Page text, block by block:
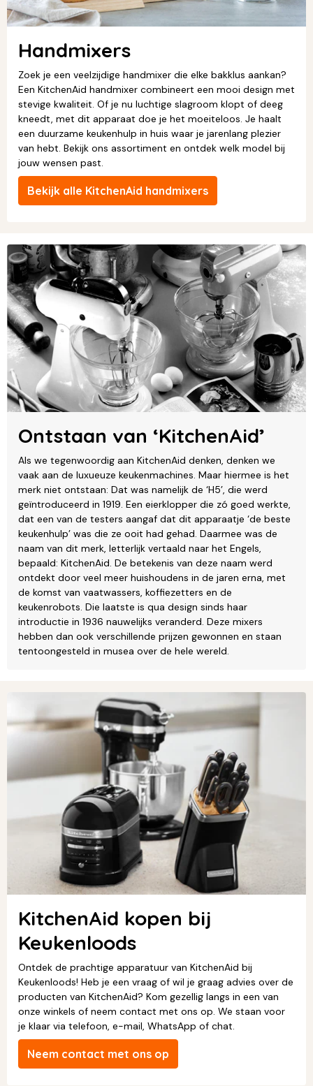
Handmixers
Zoek je een veelzijdige handmixer die elke bakklus aankan?
Een KitchenAid handmixer combineert een mooi design met
stevige kwaliteit. Of je nu luchtige slagroom klopt of deeg
kneedt, met dit apparaat doe je het moeiteloos. Je haalt
een duurzame keukenhulp in huis waar je jarenlang plezier
van hebt. Bekijk ons assortiment en ontdek welk model bij
jouw wensen past.
Bekijk alle KitchenAid handmixers
Ontstaan van ‘KitchenAid’
Als we tegenwoordig aan KitchenAid denken, denken we
vaak aan de luxueuze keukenmachines. Maar hiermee is het
merk niet ontstaan: Dat was namelijk de ‘H5’, die werd
geïntroduceerd in 1919. Een eierklopper die zó goed werkte,
dat een van de testers aangaf dat dit apparaatje ‘de beste
keukenhulp’ was die ze ooit had gehad. Daarmee was de
naam van dit merk, letterlijk vertaald naar het Engels,
bepaald: KitchenAid. De betekenis van deze naam werd
ontdekt door veel meer huishoudens in de jaren erna, met
de komst van vaatwassers, koffiezetters en de
keukenrobots. Die laatste is qua design sinds haar
introductie in 1936 nauwelijks veranderd. Deze mixers
hebben dan ook verschillende prijzen gewonnen en staan
tentoongesteld in musea over de hele wereld.
KitchenAid kopen bij
Keukenloods
Ontdek de prachtige apparatuur van KitchenAid bij
Keukenloods! Heb je een vraag of wil je graag advies over de
producten van KitchenAid? Kom gezellig langs in een van
onze winkels of neem contact met ons op. We staan voor
je klaar via telefoon, e-mail, WhatsApp of chat.
Neem contact met ons op